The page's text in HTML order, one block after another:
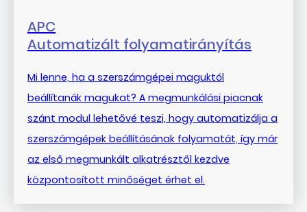
APC
Automatizált folyamatirányítás
Mi lenne, ha a szerszámgépei maguktól
beállítanák magukat? A megmunkálási piacnak
szánt modul lehetővé teszi, hogy automatizálja a
szerszámgépek beállításának folyamatát, így már
az első megmunkált alkatrésztől kezdve
központosított minőséget érhet el.